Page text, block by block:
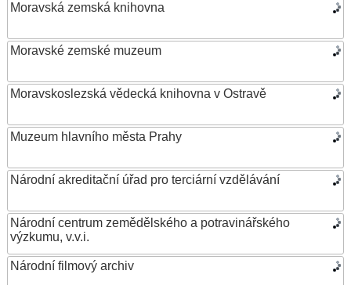
Moravská zemská knihovna
Moravské zemské muzeum
Moravskoslezská vědecká knihovna v Ostravě
Muzeum hlavního města Prahy
Národní akreditační úřad pro terciární vzdělávání
Národní centrum zemědělského a potravinářského
výzkumu, v.v.i.
Národní filmový archiv